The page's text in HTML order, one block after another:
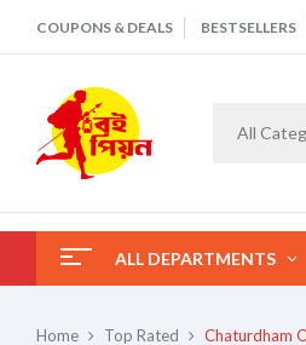
COUPONS & DEALS BESTSELLERS
All
ALL DEPARTMENTS
Home Top Rated Chaturdham O